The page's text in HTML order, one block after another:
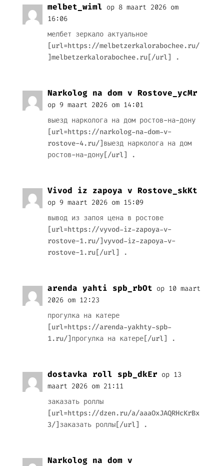
melbet_wiml op 8 maart 2026 om
16:06
мелбет зеркало актуальное
[url=https://melbetzerkalorabochee.ru/
]melbetzerkalorabochee.ru[/url] .
Narkolog na dom v Rostove_ycMr
op 9 maart 2026 om 14:01
выезд нарколога на дом ростов-на-дону
[url=https://narkolog-na-dom-v-
rostove-4.ru/]выезд нарколога на дом
ростов-на-дону[/url] .
Vivod iz zapoya v Rostove_skKt
op 9 maart 2026 om 15:09
вывод из запоя цена в ростове
[url=https://vyvod-iz-zapoya-v-
rostove-1.ru/]vyvod-iz-zapoya-v-
rostove-1.ru[/url] .
arenda yahti spb_rbOt op 10 maart
2026 om 12:23
прогулка на катере
[url=https://arenda-yakhty-spb-
1.ru/]прогулка на катере[/url] .
dostavka roll spb_dkEr op 13
maart 2026 om 21:11
заказать роллы
[url=https://dzen.ru/a/aaaOxJAQRHcKrBx
3/]заказать роллы[/url] .
Narkolog na dom v